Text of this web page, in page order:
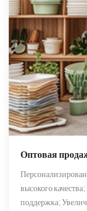
Оптовая
высокого
поддержка;